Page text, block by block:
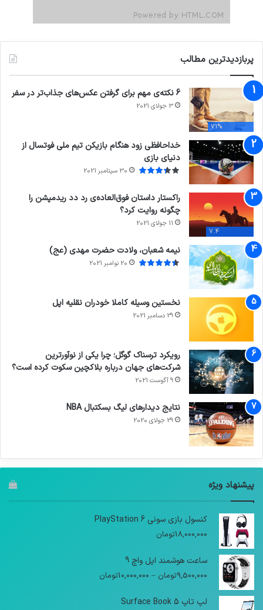
پربازدیدترین مطالب
71%
6 نکته‌ی مهم برای گرفتن عکس‌های جذاب‌تر در سفر
3 جولای 2021
خداحافظی زود هنگام بازیکن تیم ملی فوتسال از
دنیای بازی
30 سپتامبر 2021
7.4
راکستار داستان فوق‌العاده‌ی رد دد ریدمپشن را
چگونه روایت کرد؟
11 جولای 2021
نیمه شعبان، ولادت حضرت مهدی (عج)
20 نوامبر 2021
نخستین وسیله کاملا خودران نقلیه اپل
29 دسامبر 2021
رویکرد ترسناک گوگل؛ چرا یکی از نوآورترین
شرکت‌های جهان درباره بلاکچین سکوت کرده است؟
9 آگوست 2021
نتایج دیدار‌های لیگ بسکتبال NBA
29 جولای 2020
پیشنهاد ویژه
کنسول بازی سونی PlayStation 6
18,000,000تومان
ساعت هوشمند اپل واچ 9
9,500,000تومان –
10,000,000تومان
لپ تاپ Surface Book 5